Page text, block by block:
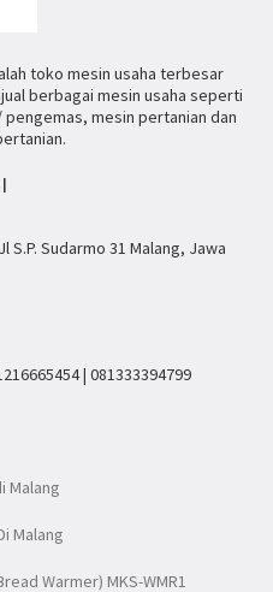
toko mesin usaha terbesar
berbagai mesin usaha seperti
mesin pertanian dan
S.P. Sudarmo 31 Malang, Jawa
| 081333394799
Malang
Malang
Warmer) MKS-WMR1